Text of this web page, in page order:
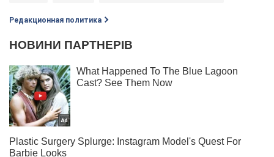
Редакционная политика